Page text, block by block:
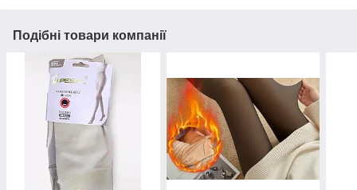
Подібні товари компанії